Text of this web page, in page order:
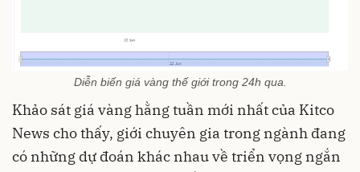
Diễn biến giá vàng thế giới trong 24h qua.
Khảo sát giá vàng hằng tuần mới nhất của Kitco
News cho thấy, giới chuyên gia trong ngành đang
có những dự đoán khác nhau về triển vọng ngắn